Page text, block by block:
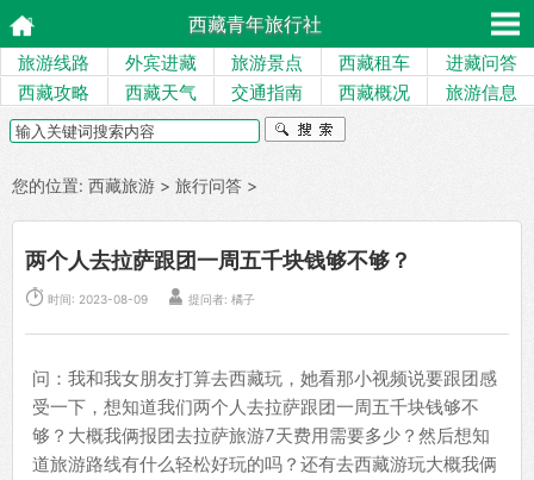
西藏青年旅行社
旅游线路 外宾进藏 旅游景点 西藏租车
进藏问答
西藏攻略
西藏天气 交通指南 西藏概况 旅游信息
您的位置: 西藏旅游 > 旅行问答 >
两个人去拉萨跟团一周五千块钱够不够？
 时间: 2023-08-09  提问者: 橘子
问：我和我女朋友打算去西藏玩，她看那小视频说要跟团感
受一下，想知道我们两个人去拉萨跟团一周五千块钱够不
够？大概我俩报团去拉萨旅游7天费用需要多少？然后想知
道旅游路线有什么轻松好玩的吗？还有去西藏游玩大概我俩